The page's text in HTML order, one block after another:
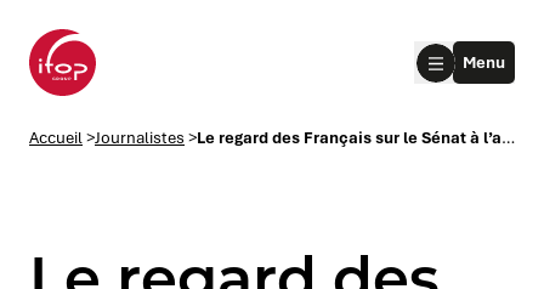
Menu
Accueil>Journalistes > Le regard des Français sur le Sénat à l’approche des élections sénatoriales